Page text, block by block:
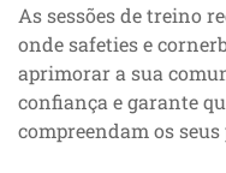
As sessões de treino
onde safeties e
aprimorar a sua
confiança e garante
compreendam os